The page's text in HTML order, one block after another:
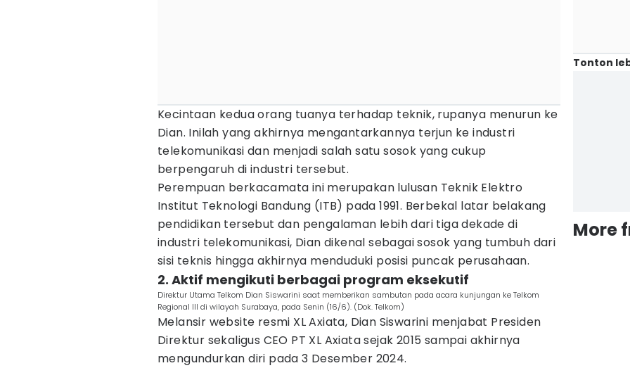
Kecintaan kedua orang tuanya terhadap teknik, rupanya menurun ke
Dian. Inilah yang akhirnya mengantarkannya terjun ke industri
telekomunikasi dan menjadi salah satu sosok yang cukup
berpengaruh di industri tersebut.
Perempuan berkacamata ini merupakan lulusan Teknik Elektro
Institut Teknologi Bandung (ITB) pada 1991. Berbekal latar belakang
pendidikan tersebut dan pengalaman lebih dari tiga dekade di
industri telekomunikasi, Dian dikenal sebagai sosok yang tumbuh dari
sisi teknis hingga akhirnya menduduki posisi puncak perusahaan.
2. Aktif mengikuti berbagai program eksekutif
Direktur Utama Telkom Dian Siswarini saat memberikan sambutan pada acara kunjungan ke Telkom
Regional III di wilayah Surabaya, pada Senin (16/6). (Dok. Telkom)
Melansir website resmi XL Axiata, Dian Siswarini menjabat Presiden
Direktur sekaligus CEO PT XL Axiata sejak 2015 sampai akhirnya
mengundurkan diri pada 3 Desember 2024.
Tonton
More